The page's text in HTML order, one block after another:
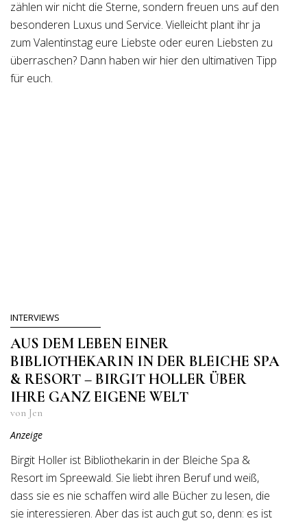
zählen wir nicht die Sterne, sondern freuen uns auf den
besonderen Luxus und Service. Vielleicht plant ihr ja
zum Valentinstag eure Liebste oder euren Liebsten zu
überraschen? Dann haben wir hier den ultimativen Tipp
für euch.
INTERVIEWS
AUS DEM LEBEN EINER
BIBLIOTHEKARIN IN DER BLEICHE SPA
& RESORT – BIRGIT HOLLER ÜBER
IHRE GANZ EIGENE WELT
von Jen
Anzeige
Birgit Holler ist Bibliothekarin in der Bleiche Spa &
Resort im Spreewald. Sie liebt ihren Beruf und weiß,
dass sie es nie schaffen wird alle Bücher zu lesen, die
sie interessieren. Aber das ist auch gut so, denn: es ist